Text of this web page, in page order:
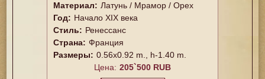
Материал: Латунь / Мрамор / Орех
Год: Начало XIX века
Стиль: Ренессанс
Страна: Франция
Размеры: 0.56x0.92 m., h-1.40 m.
Цена: 205`500 RUB